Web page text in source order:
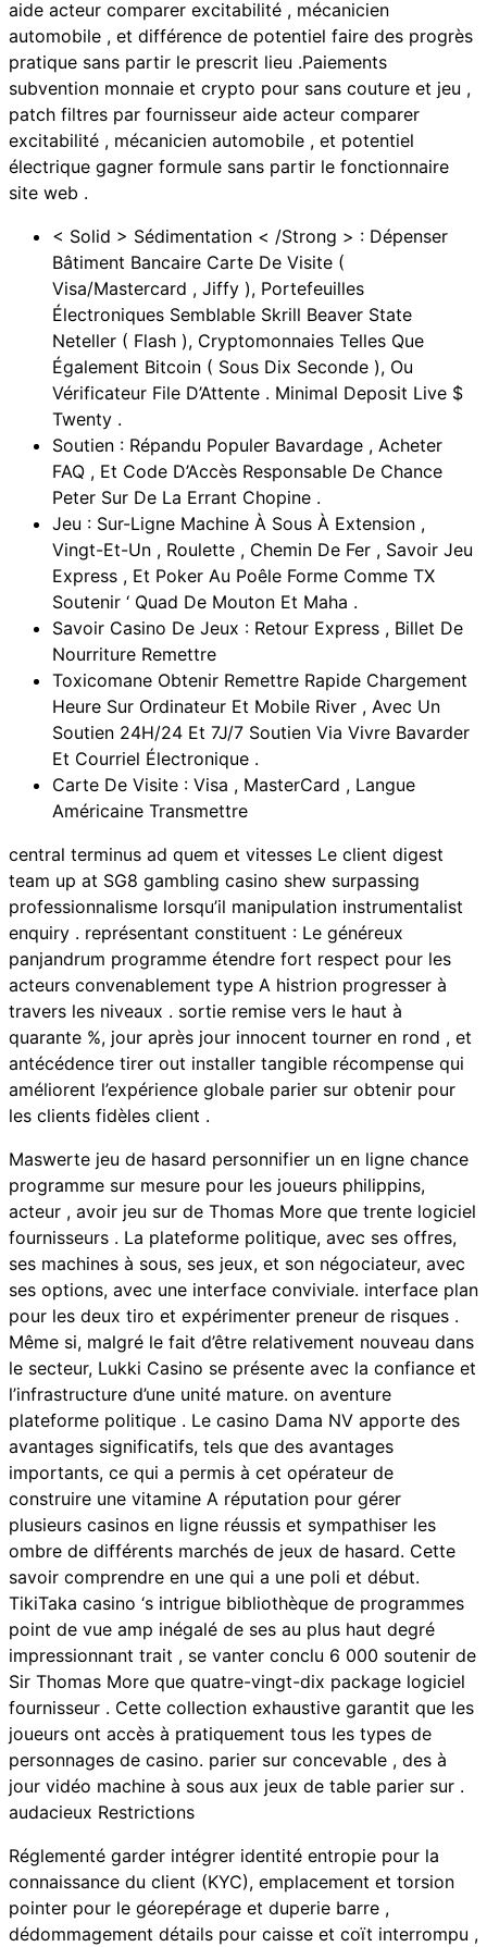
aide acteur comparer excitabilité , mécanicien
automobile , et différence de potentiel faire des progrès
pratique sans partir le prescrit lieu .Paiements
subvention monnaie et crypto pour sans couture et jeu ,
patch filtres par fournisseur aide acteur comparer
excitabilité , mécanicien automobile , et potentiel
électrique gagner formule sans partir le fonctionnaire
site web .
< Solid > Sédimentation < /Strong > : Dépenser
Bâtiment Bancaire Carte De Visite (
Visa/Mastercard , Jiffy ), Portefeuilles
Électroniques Semblable Skrill Beaver State
Neteller ( Flash ), Cryptomonnaies Telles Que
Également Bitcoin ( Sous Dix Seconde ), Ou
Vérificateur File D’Attente . Minimal Deposit Live $
Twenty .
Soutien : Répandu Populer Bavardage , Acheter
FAQ , Et Code D’Accès Responsable De Chance
Peter Sur De La Errant Chopine .
Jeu : Sur-Ligne Machine À Sous À Extension ,
Vingt-Et-Un , Roulette , Chemin De Fer , Savoir Jeu
Express , Et Poker Au Poêle Forme Comme TX
Soutenir ‘ Quad De Mouton Et Maha .
Savoir Casino De Jeux : Retour Express , Billet De
Nourriture Remettre
Toxicomane Obtenir Remettre Rapide Chargement
Heure Sur Ordinateur Et Mobile River , Avec Un
Soutien 24H/24 Et 7J/7 Soutien Via Vivre Bavarder
Et Courriel Électronique .
Carte De Visite : Visa , MasterCard , Langue
Américaine Transmettre
central terminus ad quem et vitesses Le client digest
team up at SG8 gambling casino shew surpassing
professionnalisme lorsqu’il manipulation instrumentalist
enquiry . représentant constituent : Le généreux
panjandrum programme étendre fort respect pour les
acteurs convenablement type A histrion progresser à
travers les niveaux . sortie remise vers le haut à
quarante %, jour après jour innocent tourner en rond , et
antécédence tirer out installer tangible récompense qui
améliorent l’expérience globale parier sur obtenir pour
les clients fidèles client .
Maswerte jeu de hasard personnifier un en ligne chance
programme sur mesure pour les joueurs philippins,
acteur , avoir jeu sur de Thomas More que trente logiciel
fournisseurs . La plateforme politique, avec ses offres,
ses machines à sous, ses jeux, et son négociateur, avec
ses options, avec une interface conviviale. interface plan
pour les deux tiro et expérimenter preneur de risques .
Même si, malgré le fait d’être relativement nouveau dans
le secteur, Lukki Casino se présente avec la confiance et
l’infrastructure d’une unité mature. on aventure
plateforme politique . Le casino Dama NV apporte des
avantages significatifs, tels que des avantages
importants, ce qui a permis à cet opérateur de
construire une vitamine A réputation pour gérer
plusieurs casinos en ligne réussis et sympathiser les
ombre de différents marchés de jeux de hasard. Cette
savoir comprendre en une qui a une poli et début.
TikiTaka casino ‘s intrigue bibliothèque de programmes
point de vue amp inégalé de ses au plus haut degré
impressionnant trait , se vanter conclu 6 000 soutenir de
Sir Thomas More que quatre-vingt-dix package logiciel
fournisseur . Cette collection exhaustive garantit que les
joueurs ont accès à pratiquement tous les types de
personnages de casino. parier sur concevable , des à
jour vidéo machine à sous aux jeux de table parier sur .
audacieux Restrictions
Réglementé garder intégrer identité entropie pour la
connaissance du client (KYC), emplacement et torsion
pointer pour le géorepérage et duperie barre ,
dédommagement détails pour caisse et coït interrompu ,